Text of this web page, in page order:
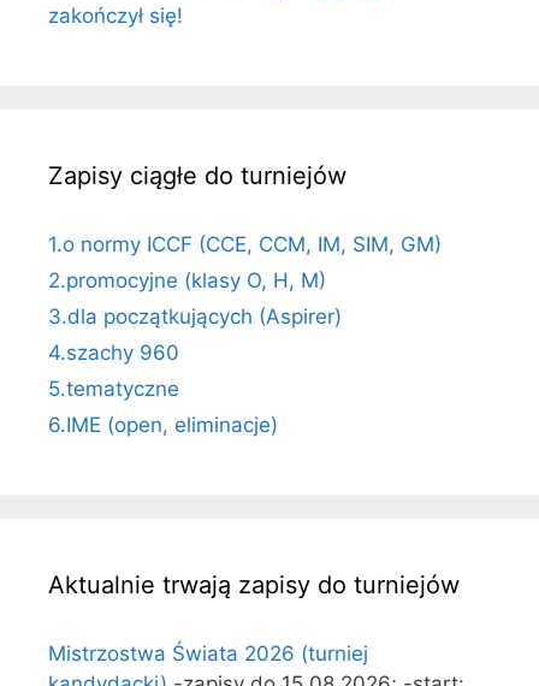
zakończył się!
Zapisy ciągłe do turniejów
1.o normy ICCF (CCE, CCM, IM, SIM, GM)
2.promocyjne (klasy O, H, M)
3.dla początkujących (Aspirer)
4.szachy 960
5.tematyczne
6.IME (open, eliminacje)
Aktualnie trwają zapisy do turniejów
Mistrzostwa Świata 2026 (turniej